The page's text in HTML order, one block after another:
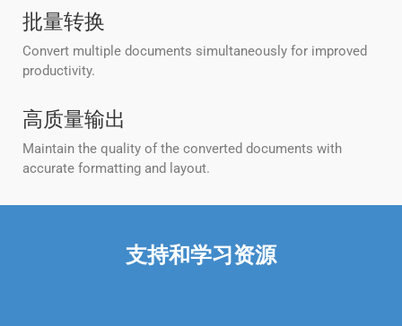
批量转换
Convert multiple documents simultaneously for improved
productivity.
高质量输出
Maintain the quality of the converted documents with
accurate formatting and layout.
支持和学习资源